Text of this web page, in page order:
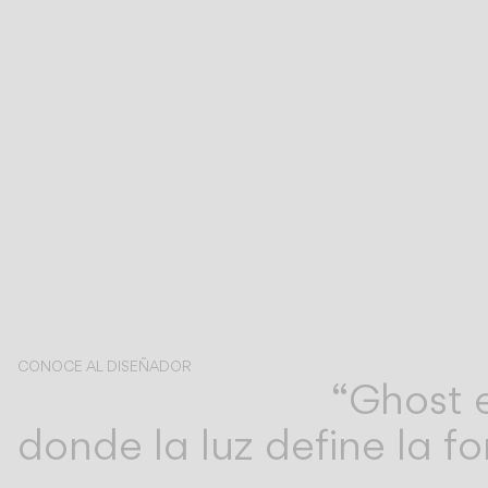
CONOCE AL DISEÑADOR
“Ghost
donde la luz define la